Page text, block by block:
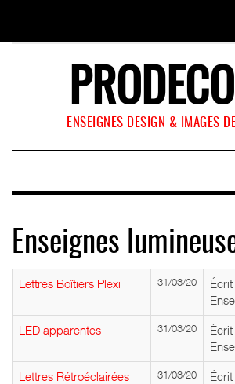
ENSEIGNES DESIGN & IMAGES
Enseignes
Lettres Boîtiers Plexi 31/03/20
LED apparentes 31/03/20
Lettres Rétroéclairées 31/03/20